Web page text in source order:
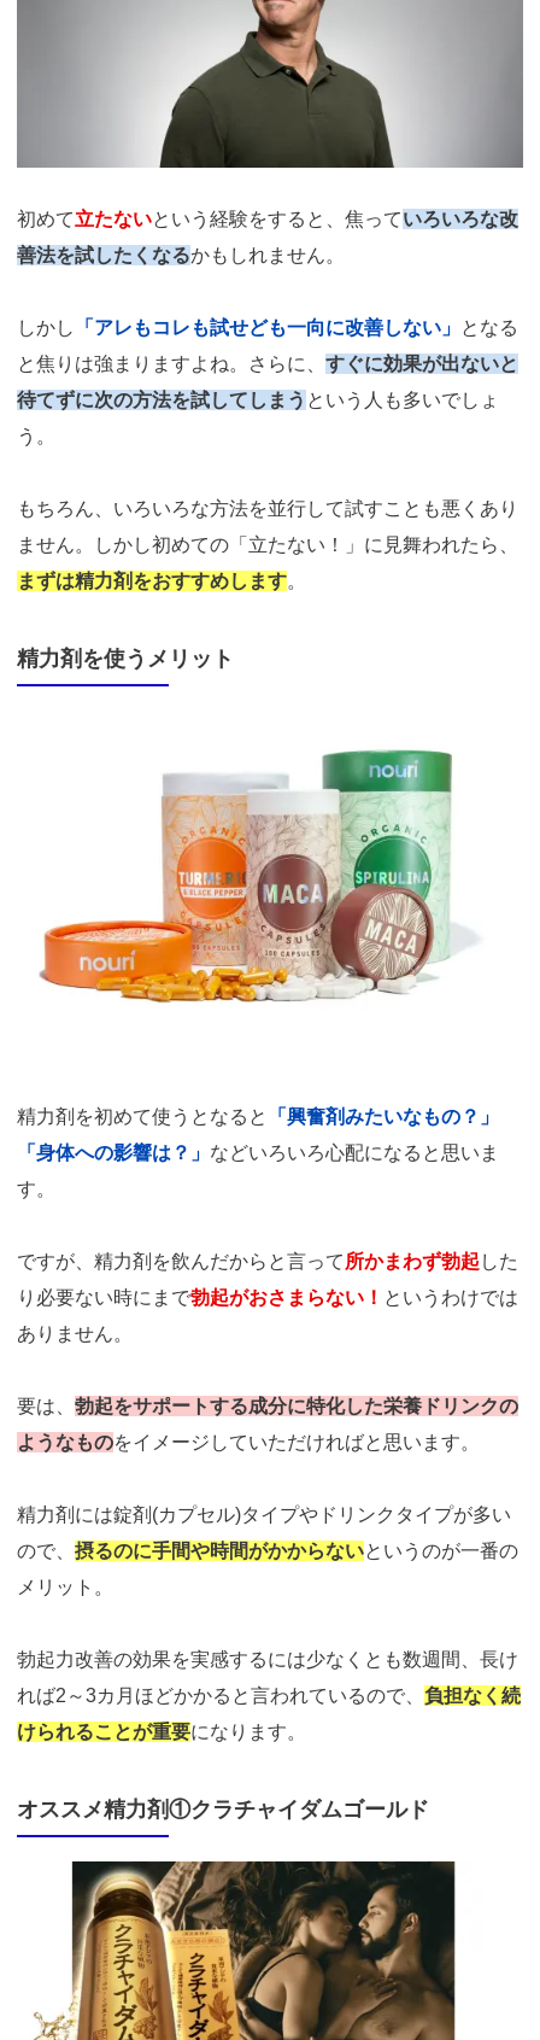
初めて立たないという経験をすると、焦っていろいろな改
善法を試したくなるかもしれません。
しかし 「アレもコレも試せども一向に改善しない」 となる
と焦りは強まりますよね。さらに、 すぐに効果が出ないと
待てずに次の方法を試してしまう という人も多いでしょ
う。
もちろん、いろいろな方法を並行して試すことも悪くあり
ません。しかし初めての「立たない！」に見舞われたら、
まずは精力剤をおすすめします。
精力剤を使うメリット
精力剤を初めて使うとなると
「興奮剤みたいなもの？」
「身体への影響は？」 などいろいろ心配になると思いま
す。
ですが、精力剤を飲んだからと言って所かまわず勃起 した
り必要ない時にまで勃起がおさまらない！ というわけでは
ありません。
要は、 勃起をサポートする成分に特化した栄養ドリンクの
ようなものをイメージしていただければと思います。
精力剤には錠剤(カプセル)タイプやドリンクタイプが多い
ので、 摂るのに手間や時間がかからないというのが一番の
メリット。
勃起力改善の効果を実感するには少なくとも数週間、長け
れば2～3カ月ほどかかると言われているので、 負担なく続
けられることが重要になります。
オススメ精力剤①クラチャイダムゴールド
https://t.afi-
b.com/visit.php?
guid=ON&a=98661e-
3292997k&p=p757084N